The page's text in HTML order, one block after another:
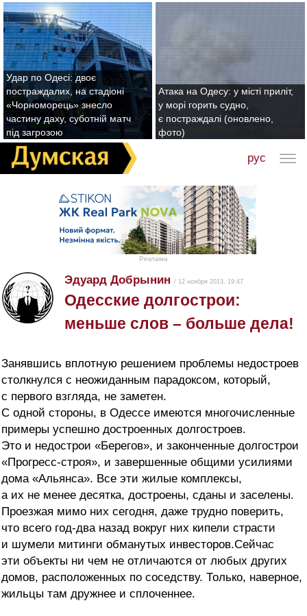
Удар по Одесі: двоє
постраждалих, на стадіоні
«Чорноморець» знесло
частину даху, суботній матч
під загрозою
Атака на Одесу: у місті приліт,
у морі горить судно,
є постраждалі (оновлено,
фото)
рус
Реклама
Эдуард Добрынин / 12 ноября 2013, 19:47
Одесские долгострои:
меньше слов – больше дела!
Занявшись вплотную решением проблемы недостроев
столкнулся с неожиданным парадоксом, который,
с первого взгляда, не заметен.
С одной стороны, в Одессе имеются многочисленные
примеры успешно достроенных долгостроев.
Это и недострои «Берегов», и законченные долгострои
«Прогресс-строя», и завершенные общими усилиями
дома «Альянса». Все эти жилые комплексы,
а их не менее десятка, достроены, сданы и заселены.
Проезжая мимо них сегодня, даже трудно поверить,
что всего год-два назад вокруг них кипели страсти
и шумели митинги обманутых инвесторов.Сейчас
эти объекты ни чем не отличаются от любых других
домов, расположенных по соседству. Только, наверное,
жильцы там дружнее и сплоченнее.